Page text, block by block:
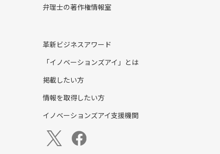
弁理士の著作権情報室
革新ビジネスアワード
「イノベーションズアイ」とは
掲載したい方
情報を取得したい方
イノベーションズアイ支援機関